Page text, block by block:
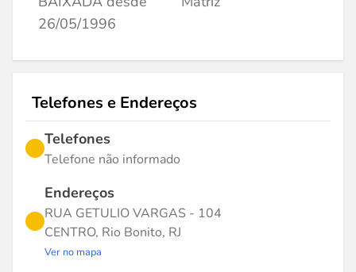
26/05/1996
Telefones e Endereços
Telefones
Telefone não informado
Endereços
RUA GETULIO VARGAS - 104
CENTRO, Rio Bonito, RJ
Ver no mapa